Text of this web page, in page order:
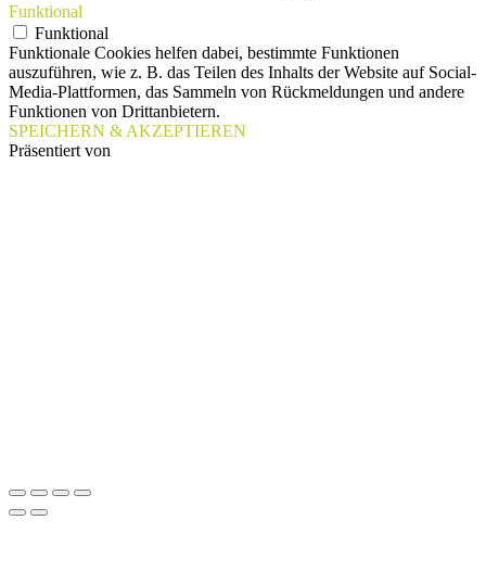
Funktional
Funktional
Funktionale Cookies helfen dabei, bestimmte Funktionen
auszuführen, wie z. B. das Teilen des Inhalts der Website auf Social-
Media-Plattformen, das Sammeln von Rückmeldungen und andere
Funktionen von Drittanbietern.
SPEICHERN & AKZEPTIEREN
Präsentiert von